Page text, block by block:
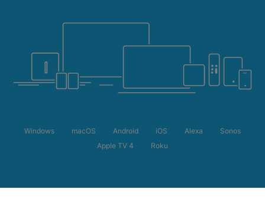
Windows macOS Android iOS Alexa
Sonos
Apple TV 4
Roku